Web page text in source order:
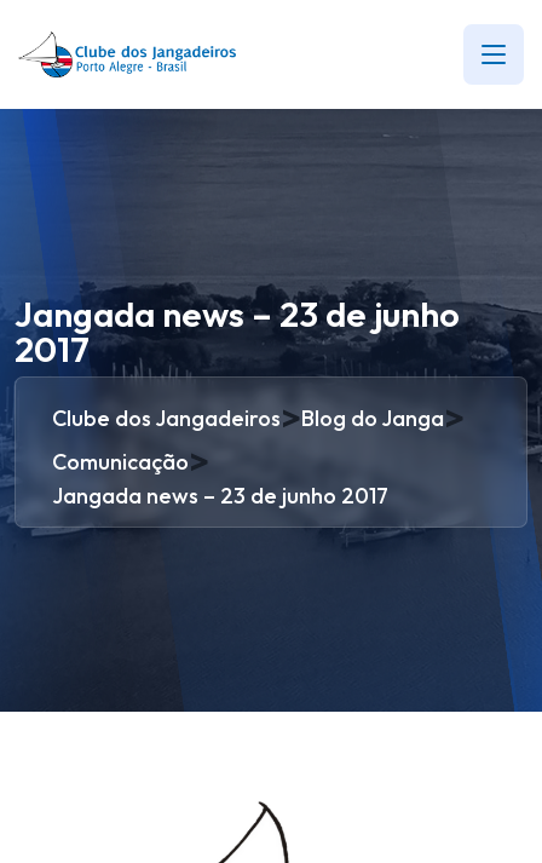
Jangada news – 23 de junho
2017
Clube dos Jangadeiros>Blog do Janga>
Comunicação>
Jangada news – 23 de junho 2017